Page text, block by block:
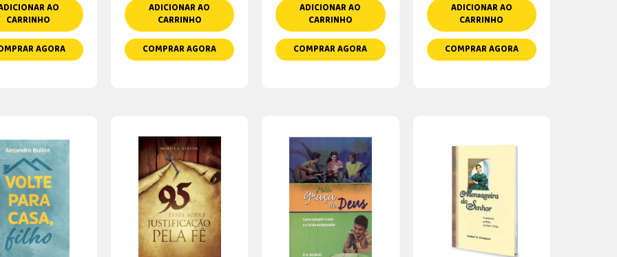
AO
CARRINHO
AGORA
ADICIONAR AO
CARRINHO
COMPRAR AGORA
ADICIONAR AO
CARRINHO
COMPRAR AGORA
ADICIONAR AO
CARRINHO
COMPRAR AGORA